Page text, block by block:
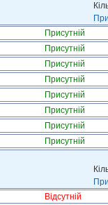
Присутній
Присутній
Присутній
Присутній
Присутній
Присутній
Присутній
Присутній
Відсутній